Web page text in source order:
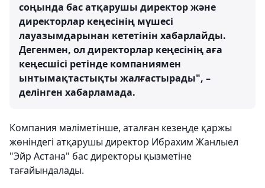
соңында бас атқарушы директор және
директорлар кеңесінің мүшесі
лауазымдарынан кететінін хабарлайды.
Дегенмен, ол директорлар кеңесінің аға
кеңесшісі ретінде компаниямен
ынтымақтастықты жалғастырады", –
делінген хабарламада.
Компания мәліметінше, аталған кезеңде қаржы
жөніндегі атқарушы директор Ибрахим Жанлыел
"Эйр Астана" бас директоры қызметіне
тағайындалады.